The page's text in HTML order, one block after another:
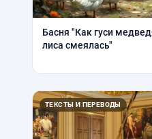
Басня "Как гуси
лиса смеялась"
ТЕКСТЫ И ПЕРЕВОДЫ